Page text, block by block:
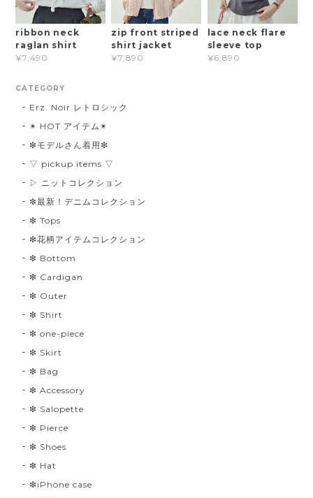
ribbon neck
raglan shirt
¥7,490
zip front striped
shirt jacket
¥7,890
lace neck flare
sleeve top
¥6,890
CATEGORY
Erz. Noir レトロシック
✴︎ HOT アイテム✴︎
❇︎モデルさん着用❇︎
▽ pickup items ▽
▷ ニットコレクション
❇︎最新！デニムコレクション
❇︎ Tops
❇︎花柄アイテムコレクション
❇︎ Bottom
❇︎ Cardigan
❇︎ Outer
❇︎ Shirt
❇︎ one-piece
❇︎ Skirt
❇︎ Bag
❇︎ Accessory
❇︎ Salopette
❇︎ Pierce
❇︎ Shoes
❇︎ Hat
❇︎iPhone case